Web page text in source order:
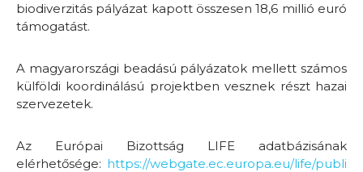
biodiverzitás pályázat kapott összesen 18,6 millió euró
támogatást.
A magyarországi beadású pályázatok mellett számos
külföldi koordinálású projektben vesznek részt hazai
szervezetek.
Az Európai Bizottság LIFE adatbázisának
elérhetősége: https://webgate.ec.europa.eu/life/publi